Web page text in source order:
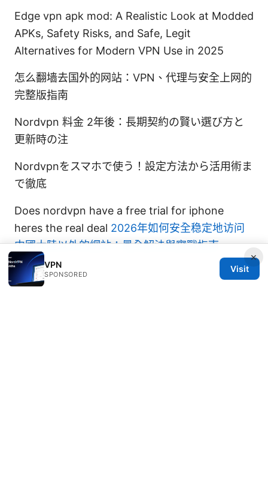
Edge vpn apk mod: A Realistic Look at Modded
APKs, Safety Risks, and Safe, Legit
Alternatives for Modern VPN Use in 2025
怎么翻墙去国外的网站：VPN、代理与安全上网的
完整版指南
Nordvpn 料金 2年後：長期契約の賢い選び方と
更新時の注
Nordvpnをスマホで使う！設定方法から活用術ま
で徹底
Does nordvpn have a free trial for iphone
heres the real deal 2026年如何安全稳定地访问
中國大陸以外的網站：最全解法與實戰指南
×
VPN
SPONSORED
Visit